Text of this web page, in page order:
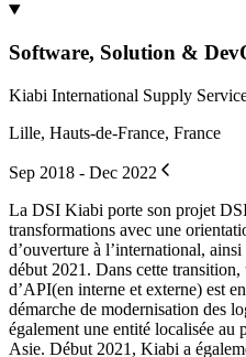
Software, Solution &
Kiabi International Supply
Lille, Hauts-de-France, France
Sep 2018 - Dec 2022
La DSI Kiabi porte son projet
transformations avec une
d’ouverture à l’international,
début 2021. Dans cette transition,
d’API(en interne et externe) est
démarche de modernisation des
également une entité localisée au
Asie. Début 2021, Kiabi a